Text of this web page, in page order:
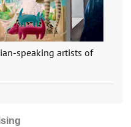
speaking artists of